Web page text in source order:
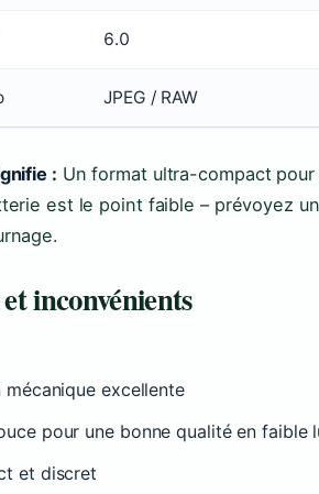
6.0
JPEG / RAW
: Un format ultra-compact
est le point faible – prévoyez
inconvénients
excellente
pour une bonne qualité en faible
et discret